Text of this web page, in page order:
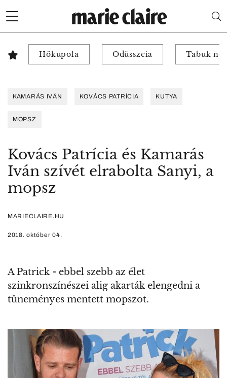
Hőkupola Odüsszeia Tabuk
KAMARÁS IVÁN KOVÁCS PATRÍCIA KUTYA
MOPSZ
Kovács Patrícia és Kamarás
Iván szívét elrabolta Sanyi, a
mopsz
MARIECLAIRE.HU
2018. október 04.
A Patrick - ebbel szebb az élet
szinkronszínészei alig akarták elengedni a
tüneményes mentett mopszot.